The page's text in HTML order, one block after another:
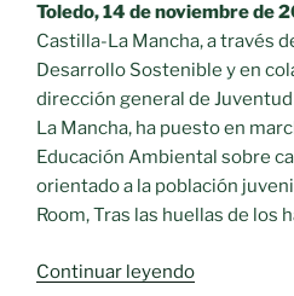
al
cambio
climático»
Toledo, 14 de noviembre de
Castilla-La Mancha, a través
Desarrollo Sostenible y en
dirección general de
La Mancha, ha puesto en
Educación Ambiental sobre
orientado a la población
Room, Tras las huellas de los
Continuar leyendo«Castilla-